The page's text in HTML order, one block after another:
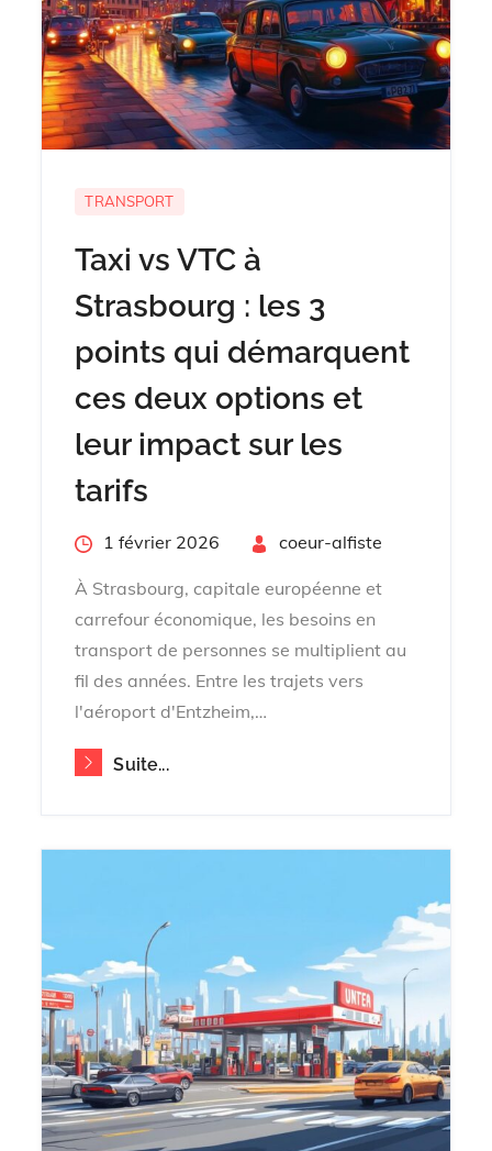
TRANSPORT
Taxi vs VTC à
Strasbourg : les 3
points qui démarquent
ces deux options et
leur impact sur les
tarifs
Posted1 février 2026 coeur-alfiste
À Strasbourg, capitale européenne et
carrefour économique, les besoins en
transport de personnes se multiplient au
fil des années. Entre les trajets vers
l'aéroport d'Entzheim,…
Suite...